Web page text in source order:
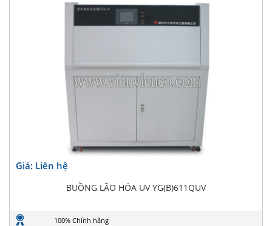
Giá: Liên hệ
BUỒNG LÃO HÓA UV YG(B)611QUV
100% Chính hãng